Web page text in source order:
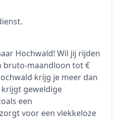
Hochwald! Wil jij rijden
bruto-maandloon tot €
krijg je meer dan
krijgt geweldige
een
voor een vlekkeloze